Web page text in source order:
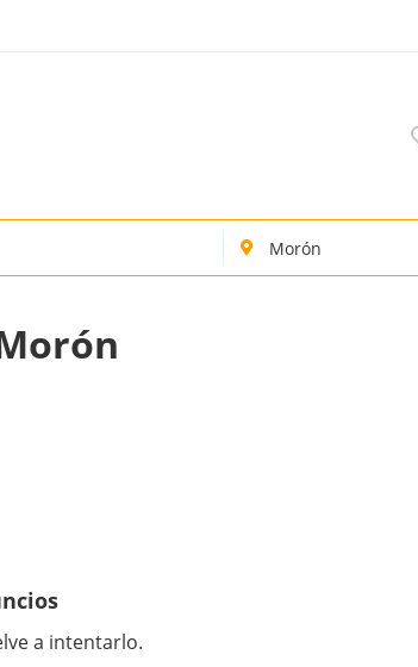
a intentarlo.